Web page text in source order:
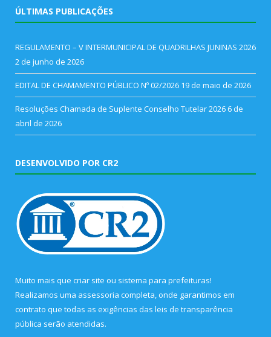
ÚLTIMAS PUBLICAÇÕES
REGULAMENTO – V INTERMUNICIPAL DE QUADRILHAS JUNINAS 2026
2 de junho de 2026
EDITAL DE CHAMAMENTO PÚBLICO Nº 02/2026 19 de maio de 2026
Resoluções Chamada de Suplente Conselho Tutelar 2026 6 de
abril de 2026
DESENVOLVIDO POR CR2
Muito mais que criar site ou sistema para prefeituras!
Realizamos uma assessoria completa, onde garantimos em
contrato que todas as exigências das leis de transparência
pública serão atendidas.